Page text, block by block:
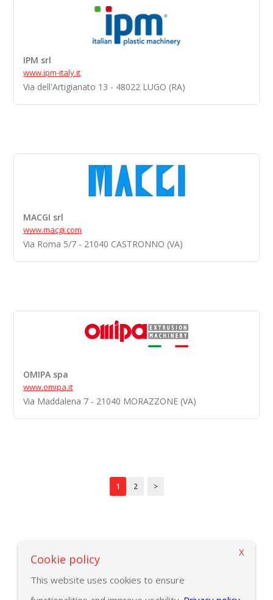
IPM srl
www.ipm-italy.it
Via dell'Artigianato 13 - 48022 LUGO (RA)
MACGI srl
www.macgi.com
Via Roma 5/7 - 21040 CASTRONNO (VA)
OMIPA spa
www.omipa.it
Via Maddalena 7 - 21040 MORAZZONE (VA)
1 2 >
Vuelve a la página criterios de búsqueda
Cookie policy
This website uses cookies to ensure
X